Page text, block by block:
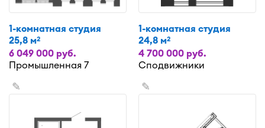
1-комнатная студия
25,8 м2
6 049 000 руб.
Промышленная 7
1-комнатная студия
24,8 м2
4 700 000 руб.
Сподвижники
✎ ✎